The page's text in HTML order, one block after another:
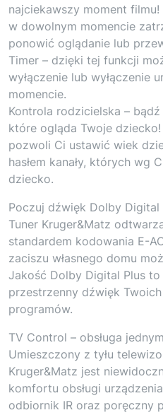
najciekawszy moment
w dowolnym momencie
ponowić oglądanie lub
Timer – dzięki tej funkcji
wyłączenie lub wyłączenie
momencie.
Kontrola rodzicielska –
które ogląda Twoje
pozwoli Ci ustawić wiek
hasłem kanały, których wg
dziecko.
Poczuj dźwięk Dolby Digital
Tuner Kruger&Matz
standardem kodowania E-
zaciszu własnego domu
Jakość Dolby Digital Plus to
przestrzenny dźwięk
programów.
TV Control – obsługa
Umieszczony z tyłu
Kruger&Matz jest
komfortu obsługi
odbiornik IR oraz poręczny